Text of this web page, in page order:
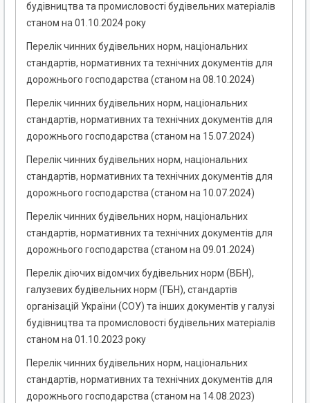
будівництва та промисловості будівельних матеріалів
станом на 01.10.2024 року
Перелік чинних будівельних норм, національних
стандартів, нормативних та технічних документів для
дорожнього господарства (станом на 08.10.2024)
Перелік чинних будівельних норм, національних
стандартів, нормативних та технічних документів для
дорожнього господарства (станом на 15.07.2024)
Перелік чинних будівельних норм, національних
стандартів, нормативних та технічних документів для
дорожнього господарства (станом на 10.07.2024)
Перелік чинних будівельних норм, національних
стандартів, нормативних та технічних документів для
дорожнього господарства (станом на 09.01.2024)
Перелік діючих відомчих будівельних норм (ВБН),
галузевих будівельних норм (ГБН), стандартів
організацій України (СОУ) та інших документів у галузі
будівництва та промисловості будівельних матеріалів
станом на 01.10.2023 року
Перелік чинних будівельних норм, національних
стандартів, нормативних та технічних документів для
дорожнього господарства (станом на 14.08.2023)